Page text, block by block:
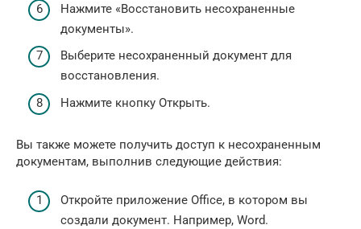
Нажмите «Восстановить несохраненные
документы».
Выберите несохраненный документ для
восстановления.
Нажмите кнопку Открыть.
Вы также можете получить доступ к несохраненным
документам, выполнив следующие действия:
Откройте приложение Office, в котором вы
создали документ. Например, Word.